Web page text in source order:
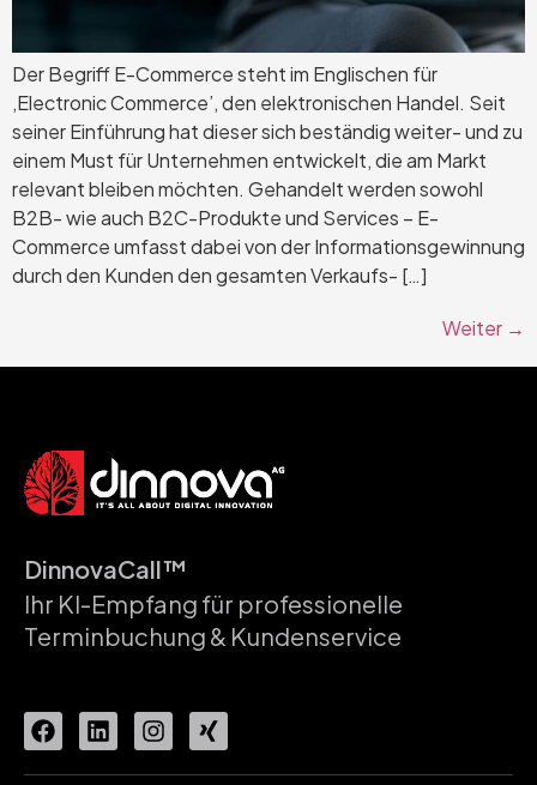
Der Begriff E-Commerce steht im Englischen für
‚Electronic Commerce’, den elektronischen Handel. Seit
seiner Einführung hat dieser sich beständig weiter- und zu
einem Must für Unternehmen entwickelt, die am Markt
relevant bleiben möchten. Gehandelt werden sowohl
B2B- wie auch B2C-Produkte und Services – E-
Commerce umfasst dabei von der Informationsgewinnung
durch den Kunden den gesamten Verkaufs- […]
Weiter →
DinnovaCall™
Ihr KI-Empfang für professionelle
Terminbuchung & Kundenservice